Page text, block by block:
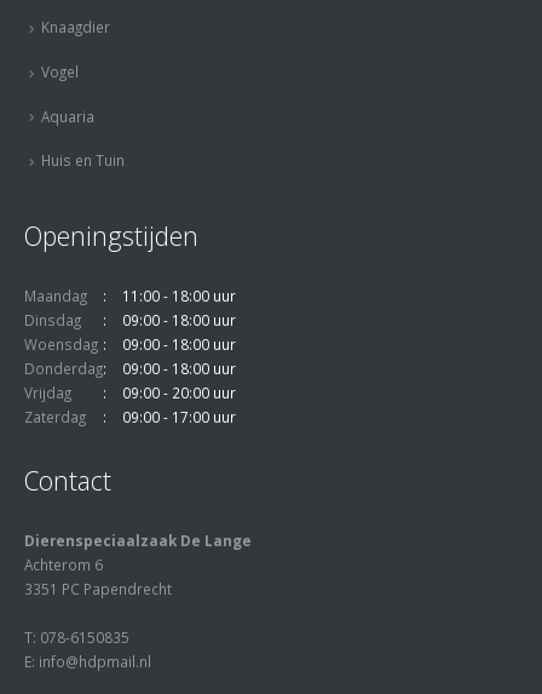
Knaagdier
Vogel
Aquaria
Huis en Tuin
Openingstijden
Maandag
11:00 - 18:00 uur
Dinsdag
09:00 - 18:00 uur
Woensdag
09:00 - 18:00 uur
Donderdag
09:00 - 18:00 uur
Vrijdag
09:00 - 20:00 uur
Zaterdag
09:00 - 17:00 uur
Contact
Dierenspeciaalzaak De Lange
Achterom 6
3351 PC Papendrecht
T: 078-6150835
E: info@hdpmail.nl